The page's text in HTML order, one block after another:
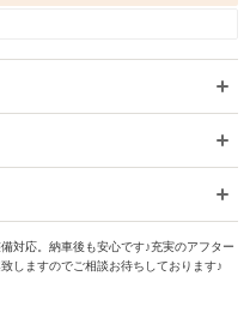
対応。納車後も安心です♪充実のアフター
しますのでご相談お待ちしております♪